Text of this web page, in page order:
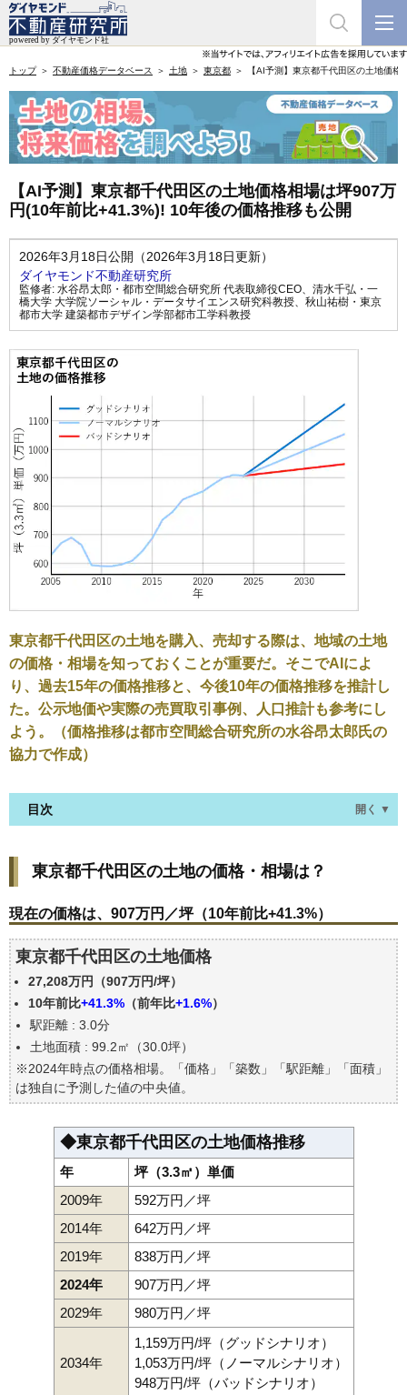
トップ 不動産価格データベース 土地 東京都 【AI予測】東京都千代田区の土地価
【AI予測】東京都千代田区の土地価格相場は坪907万
円(10年前比+41.3%)! 10年後の価格推移も公開
2026年3月18日公開（2026年3月18日更新）
ダイヤモンド不動産研究所
監修者: 水谷昂太郎・都市空間総合研究所 代表取締役CEO、 清水千弘・一
橋大学 大学院ソーシャル・データサイエンス研究科教授、 秋山祐樹・東京
都市大学 建築都市デザイン学部都市工学科教授
東京都千代田区の土地を購入、売却する際は、地域の土地
の価格・相場を知っておくことが重要だ。そこでAIによ
り、過去15年の価格推移と、今後10年の価格推移を推計し
た。公示地価や実際の売買取引事例、人口推計も参考にし
よう。（価格推移は都市空間総合研究所の水谷昂太郎氏の
協力で作成）
目次 開く ▼
現在の価格は、907万円／坪（10年前比+41.3%）
価格を詳細に分析しよう
東京都千代田区の土地の過去の売買事例
公示地価はいくら
エリアの将来性を人口予想から検討しよう
自分の年収でいくらの不動産が買える？
東京都千代田区の土地の価格・相場は？
現在の価格は、907万円／坪（10年前比+41.3%）
東京都千代田区の土地価格
27,208万円（907万円/坪）
10年前比+41.3% （前年比+1.6%）
駅距離 : 3.0分
土地面積 : 99.2㎡（30.0坪）
※2024年時点の価格相場。「価格」「築数」「駅距離」「面積」
は独自に予測した値の中央値。
◆東京都千代田区の土地価格推移
年
坪（3.3㎡）単価
2009年
592万円／坪
2014年
642万円／坪
2019年
838万円／坪
2024年
907万円／坪
2029年
980万円／坪
2034年
1,159万円/坪（グッドシナリオ）
1,053万円/坪（ノーマルシナリオ）
948万円/坪（バッドシナリオ）